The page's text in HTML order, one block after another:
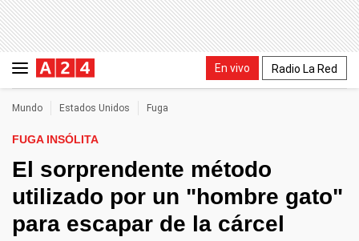
En vivo Radio La Red
Mundo Estados Unidos Fuga
FUGA INSÓLITA
El sorprendente método
utilizado por un "hombre gato"
para escapar de la cárcel